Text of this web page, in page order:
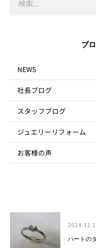
ブ
NEWS
社長ブログ
スタッフブログ
ジュエリーリフォーム
お客様の声
ハートの